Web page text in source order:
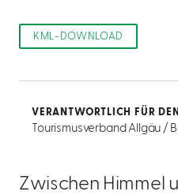
Zwischen Himmel
KML-DOWNLOAD
VERANTWORTLICH FÜR
Tourismusverband Allgäu /